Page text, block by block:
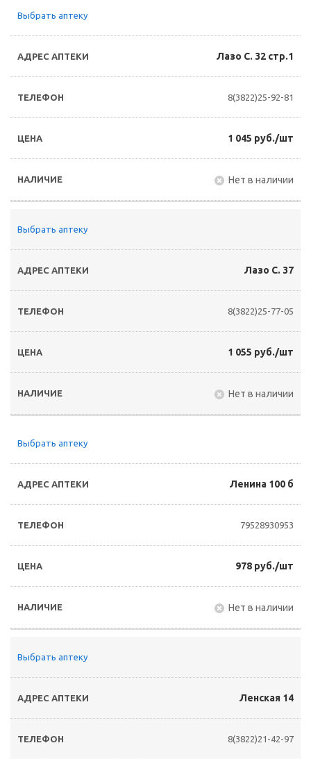
Выбрать аптеку
Лазо С. 32 стр.1
8(3822)25-92-81
1 045 руб./шт
Нет в наличии
Выбрать аптеку
Лазо С. 37
8(3822)25-77-05
1 055 руб./шт
Нет в наличии
Выбрать аптеку
Ленина 100 б
79528930953
978 руб./шт
Нет в наличии
Выбрать аптеку
Ленская 14
8(3822)21-42-97